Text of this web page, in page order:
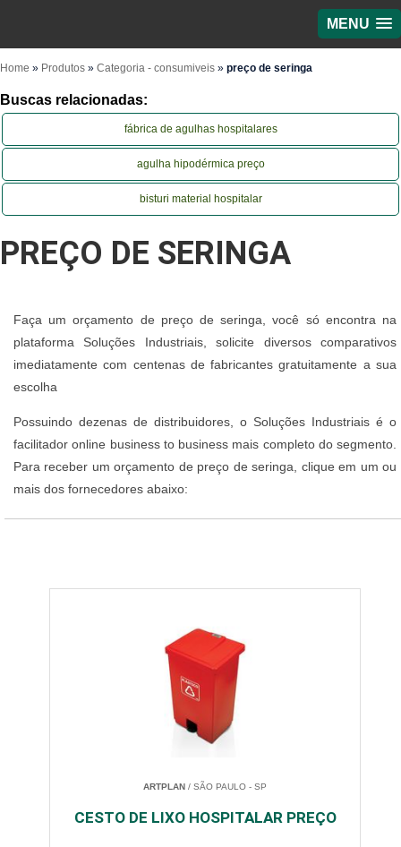
MENU
Home » Produtos » Categoria - consumiveis » preço de seringa
Buscas relacionadas:
fábrica de agulhas hospitalares
agulha hipodérmica preço
bisturi material hospitalar
PREÇO DE SERINGA
Faça um orçamento de preço de seringa, você só encontra na
plataforma Soluções Industriais, solicite diversos comparativos
imediatamente com centenas de fabricantes gratuitamente a sua
escolha
Possuindo dezenas de distribuidores, o Soluções Industriais é o
facilitador online business to business mais completo do segmento.
Para receber um orçamento de preço de seringa, clique em um ou
mais dos fornecedores abaixo:
ARTPLAN / SÃO PAULO - SP
CESTO DE LIXO HOSPITALAR PREÇO